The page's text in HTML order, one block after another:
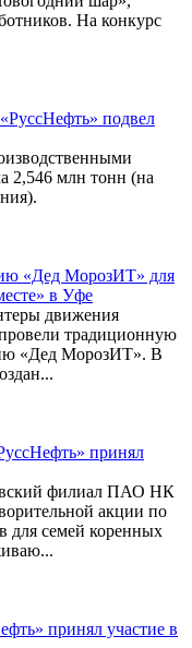
На конкурс
подвел
2,546 млн тонн (на
«Дед МорозИТ» для
в Уфе
движения
традиционную
«Дед МорозИТ». В
принял
филиал ПАО НК
акции по
для семей коренных
принял участие в